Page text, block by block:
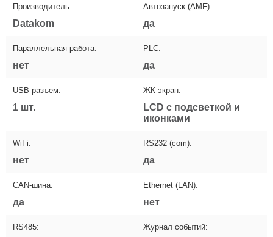
Производитель:
Datakom
Автозапуск (AMF):
да
Параллельная работа:
нет
PLC:
да
USB разъем:
1 шт.
ЖК экран:
LCD с подсветкой и
иконками
WiFi:
нет
RS232 (com):
да
CAN-шина:
да
Ethernet (LAN):
нет
RS485: Журнал событий: